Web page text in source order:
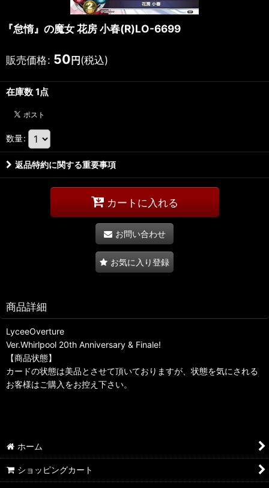
『怠惰』の魔女 花房 小春(R)LO-6699
販売価格: 50 円 (税込)
在庫数 1点
数量:
返品特約に関する重要事項
カートに入れる
お問い合わせ
お気に入り登録
商品詳細
LyceeOverture
Ver.Whirlpool 20th Anniversary & Finale!
【商品状態】
カードの状態は美品とさせて頂いておりますが、状態を気にされる
お客様はご購入をお控え下さい。
ホーム
ショッピングカート